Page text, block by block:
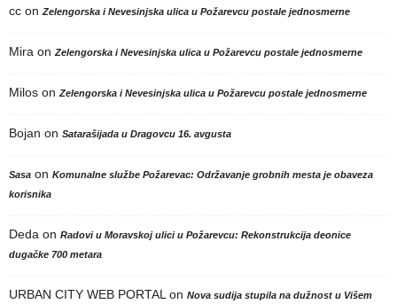
cc on Zelengorska i Nevesinjska ulica u Požarevcu postale jednosmerne
Mira on Zelengorska i Nevesinjska ulica u Požarevcu postale jednosmerne
Milos on Zelengorska i Nevesinjska ulica u Požarevcu postale jednosmerne
Bojan on Satarašijada u Dragovcu 16. avgusta
Sasa on Komunalne službe Požarevac: Održavanje grobnih mesta je obaveza
korisnika
Deda on Radovi u Moravskoj ulici u Požarevcu: Rekonstrukcija deonice
dugačke 700 metara
URBAN CITY WEB PORTAL on Nova sudija stupila na dužnost u Višem